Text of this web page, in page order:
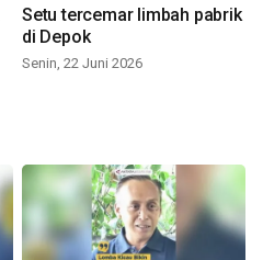
Setu tercemar limbah pabrik
di Depok
Senin, 22 Juni 2026